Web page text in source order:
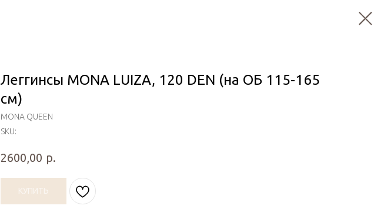
Леггинсы MONA LUIZA, 120 DEN (на ОБ 115-165
см)
MONA QUEEN
SKU:
2600,00 р.
КУПИТЬ